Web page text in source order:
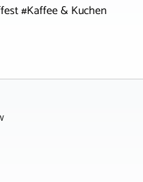
#Kaffee & Kuchen